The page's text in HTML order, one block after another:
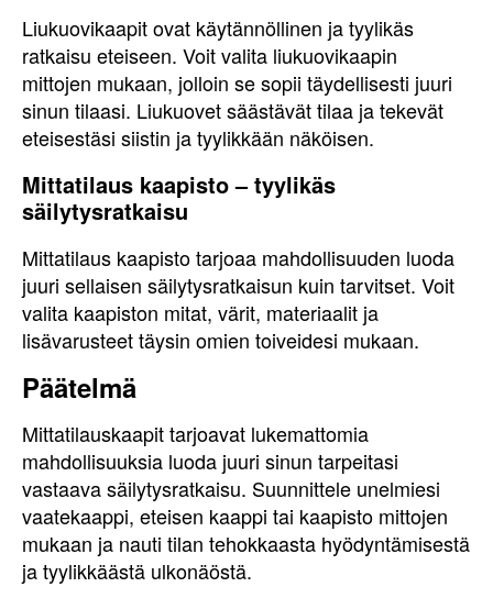
Liukuovikaapit ovat käytännöllinen ja tyylikäs
ratkaisu eteiseen. Voit valita liukuovikaapin
mittojen mukaan, jolloin se sopii täydellisesti juuri
sinun tilaasi. Liukuovet säästävät tilaa ja tekevät
eteisestäsi siistin ja tyylikkään näköisen.
Mittatilaus kaapisto – tyylikäs
säilytysratkaisu
Mittatilaus kaapisto tarjoaa mahdollisuuden luoda
juuri sellaisen säilytysratkaisun kuin tarvitset. Voit
valita kaapiston mitat, värit, materiaalit ja
lisävarusteet täysin omien toiveidesi mukaan.
Päätelmä
Mittatilauskaapit tarjoavat lukemattomia
mahdollisuuksia luoda juuri sinun tarpeitasi
vastaava säilytysratkaisu. Suunnittele unelmiesi
vaatekaappi, eteisen kaappi tai kaapisto mittojen
mukaan ja nauti tilan tehokkaasta hyödyntämisestä
ja tyylikkäästä ulkonäöstä.